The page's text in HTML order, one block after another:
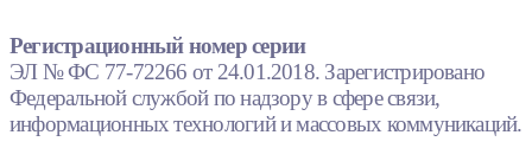
Регистрационный номер серии
ЭЛ № ФС 77-72266 от 24.01.2018. Зарегистрировано
Федеральной службой по надзору в сфере связи,
информационных технологий и массовых коммуникаций.